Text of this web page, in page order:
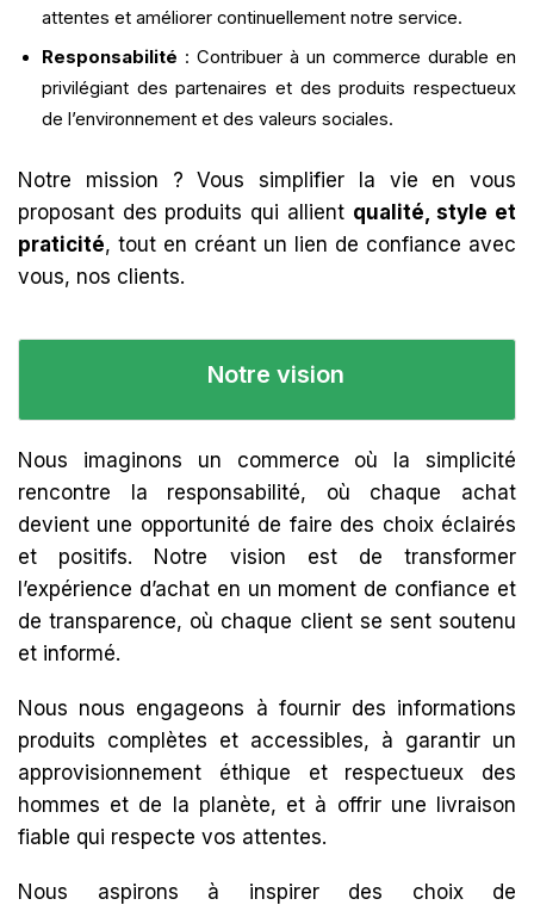
attentes et améliorer continuellement notre service.
Responsabilité : Contribuer à un commerce durable en
privilégiant des partenaires et des produits respectueux
de l’environnement et des valeurs sociales.
Notre mission ? Vous simplifier la vie en vous
proposant des produits qui allient qualité, style et
praticité, tout en créant un lien de confiance avec
vous, nos clients.
Notre vision
Nous imaginons un commerce où la simplicité
rencontre la responsabilité, où chaque achat
devient une opportunité de faire des choix éclairés
et positifs. Notre vision est de transformer
l’expérience d’achat en un moment de confiance et
de transparence, où chaque client se sent soutenu
et informé.
Nous nous engageons à fournir des informations
produits complètes et accessibles, à garantir un
approvisionnement éthique et respectueux des
hommes et de la planète, et à offrir une livraison
fiable qui respecte vos attentes.
Nous aspirons à inspirer des choix de